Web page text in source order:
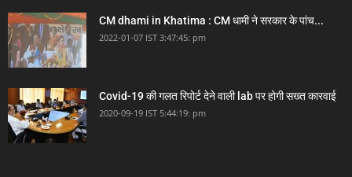
CM dhami in Khatima : CM धामी ने सरकार के पांच...
2022-01-07 IST 3:47:45: pm
Covid-19 की गलत रिपोर्ट देने वाली lab पर होगी सख्त कारवाई
2020-09-19 IST 5:44:19: pm